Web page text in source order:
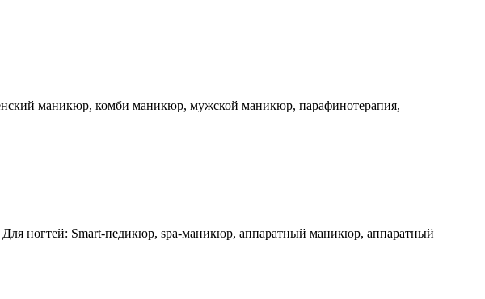
маникюр, комби маникюр, мужской маникюр, парафинотерапия,
ногтей: Smart-педикюр, spa-маникюр, аппаратный маникюр, аппаратный